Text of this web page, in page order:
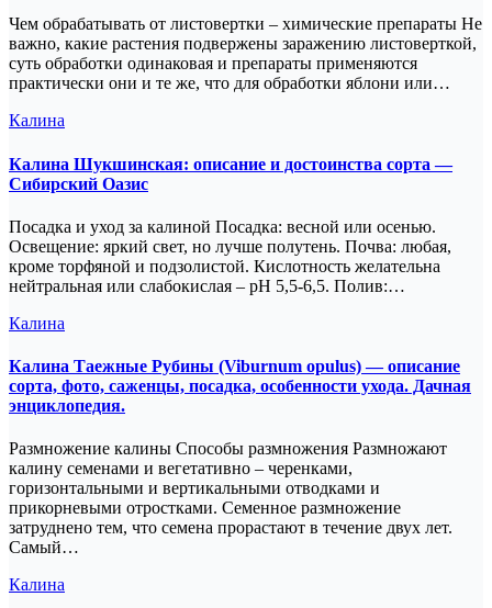
Чем обрабатывать от листовертки – химические препараты Не
важно, какие растения подвержены заражению листоверткой,
суть обработки одинаковая и препараты применяются
практически они и те же, что для обработки яблони или…
Калина
Калина Шукшинская: описание и достоинства сорта —
Сибирский Оазис
Посадка и уход за калиной Посадка: весной или осенью.
Освещение: яркий свет, но лучше полутень. Почва: любая,
кроме торфяной и подзолистой. Кислотность желательна
нейтральная или слабокислая – pH 5,5-6,5. Полив:…
Калина
Калина Таежные Рубины (Viburnum opulus) — описание
сорта, фото, саженцы, посадка, особенности ухода. Дачная
энциклопедия.
Размножение калины Способы размножения Размножают
калину семенами и вегетативно – черенками,
горизонтальными и вертикальными отводками и
прикорневыми отростками. Семенное размножение
затруднено тем, что семена прорастают в течение двух лет.
Самый…
Калина